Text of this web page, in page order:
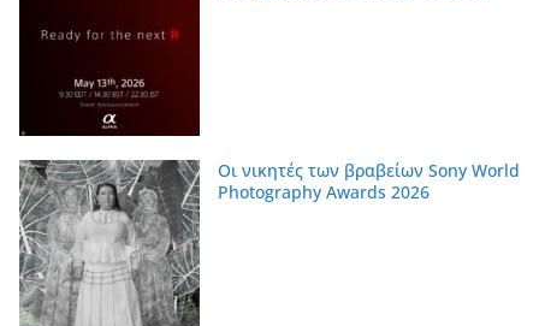
Οι νικητές των βραβείων Sony World
Photography Awards 2026